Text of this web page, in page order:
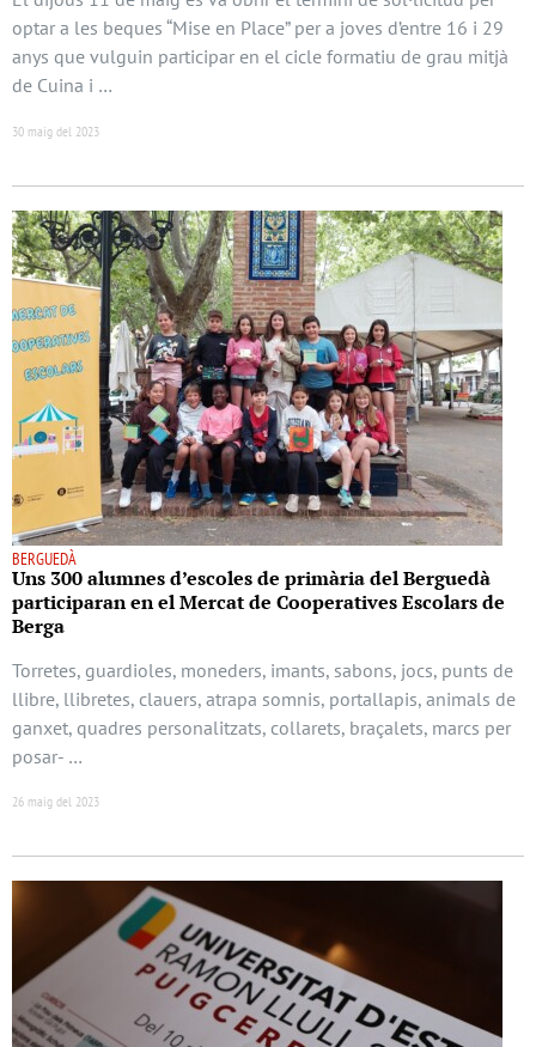
optar a les beques “Mise en Place” per a joves d’entre 16 i 29
anys que vulguin participar en el cicle formatiu de grau mitjà
de Cuina i …
30 maig del 2023
BERGUEDÀ
Uns 300 alumnes d’escoles de primària del Berguedà
participaran en el Mercat de Cooperatives Escolars de
Berga
Torretes, guardioles, moneders, imants, sabons, jocs, punts de
llibre, llibretes, clauers, atrapa somnis, portallapis, animals de
ganxet, quadres personalitzats, collarets, braçalets, marcs per
posar- …
26 maig del 2023